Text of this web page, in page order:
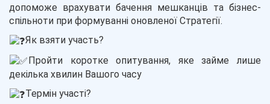
допоможе врахувати бачення мешканців та бізнес-
спільноти при формуванні оновленої Стратегії.
Як взяти участь?
Пройти коротке опитування, яке займе лише
декілька хвилин Вашого часу
Термін участі?